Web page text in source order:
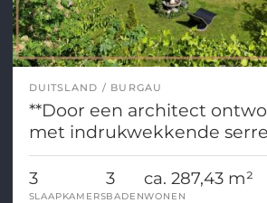
DUITSLAND BURGAU
**Door een architect
met indrukwekkende
parkachtige tuin**
3
SLAAPKAMERS
3
BADEN
ca. 287,43 m²
WONEN